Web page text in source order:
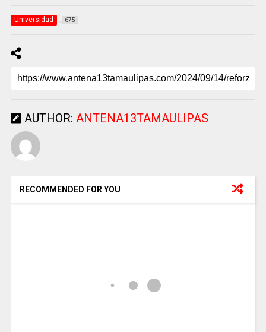
Universidad 675
AUTHOR: ANTENA13TAMAULIPAS
RECOMMENDED FOR YOU